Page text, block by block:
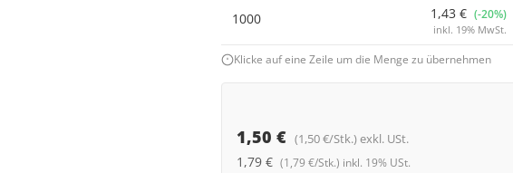
1000 1,43 € (-20%)
inkl. 19% MwSt.
Klicke auf eine Zeile um die Menge zu übernehmen
1,50 € (1,50 €/Stk.) exkl. USt.
1,79 € (1,79 €/Stk.) inkl. 19% USt.